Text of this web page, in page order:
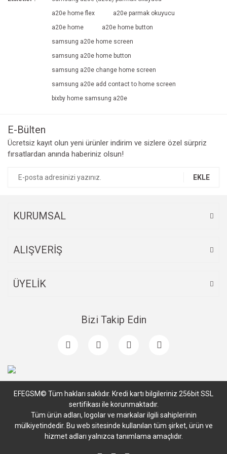
a20e home flex
a20e parmak okuyucu
a20e home
a20e home button
samsung a20e home screen
samsung a20e home button
samsung a20e change home screen
samsung a20e add contact to home screen
bixby home samsung a20e
E-Bülten
Ücretsiz kayıt olun yeni ürünler indirim ve sizlere özel sürpriz
fırsatlardan anında haberiniz olsun!
EKLE
KURUMSAL
ALIŞVERİŞ
ÜYELİK
Bizi Takip Edin
EFEGSM© Tüm hakları saklıdır. Kredi kartı bilgileriniz 256bit SSL
sertifikası ile korunmaktadır.
Tüm ürün adları, logolar ve markalar ilgili sahiplerinin
mülkiyetindedir. Bu web sitesinde kullanılan tüm şirket, ürün ve
hizmet adları yalnızca tanımlama amaçlıdır.